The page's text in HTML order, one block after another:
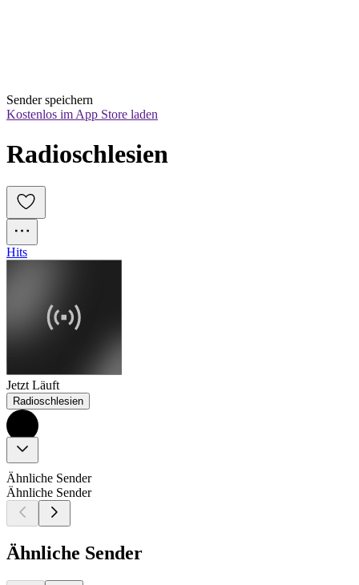
Sender speichern
Kostenlos im App Store laden
Radioschlesien
Hits
Jetzt Läuft
Radioschlesien
Ähnliche Sender
Ähnliche Sender
Ähnliche Sender